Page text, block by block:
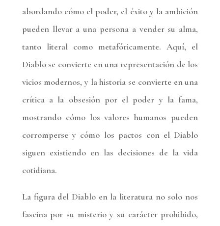
abordando cómo el poder, el éxito y la ambición
pueden llevar a una persona a vender su alma,
tanto literal como metafóricamente. Aquí, el
Diablo se convierte en una representación de los
vicios modernos, y la historia se convierte en una
crítica a la obsesión por el poder y la fama,
mostrando cómo los valores humanos pueden
corromperse y cómo los pactos con el Diablo
siguen existiendo en las decisiones de la vida
cotidiana.
La figura del Diablo en la literatura no solo nos
fascina por su misterio y su carácter prohibido,